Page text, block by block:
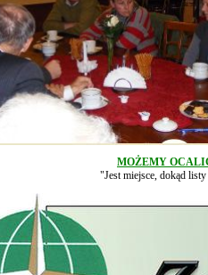
MOŻEMY
"Jest miejsce, dokąd